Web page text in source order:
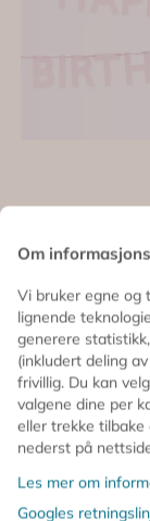
Rosa
Birthday –
Meri
190,-
På lager
Om
Vi bruker egne og
lignende
generere
(inkludert deling
frivillig. Du kan
valgene dine per
eller trekke tilbake
nederst på
Les mer om
Googles